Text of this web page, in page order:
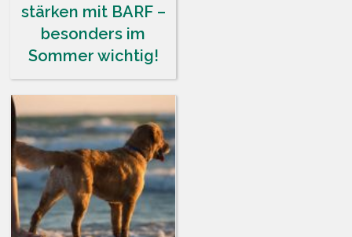
stärken mit BARF –
besonders im
Sommer wichtig!